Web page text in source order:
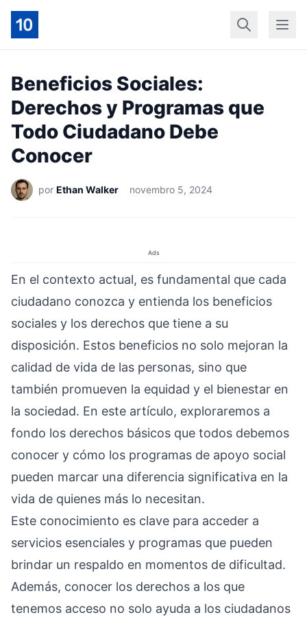
InícioGeral
Beneficios Sociales:
Derechos y Programas que
Todo Ciudadano Debe
Conocer
por Ethan Walker novembro 5, 2024
Ads
En el contexto actual, es fundamental que cada
ciudadano conozca y entienda los beneficios
sociales y los derechos que tiene a su
disposición. Estos beneficios no solo mejoran la
calidad de vida de las personas, sino que
también promueven la equidad y el bienestar en
la sociedad. En este artículo, exploraremos a
fondo los derechos básicos que todos debemos
conocer y cómo los programas de apoyo social
pueden marcar una diferencia significativa en la
vida de quienes más lo necesitan.
Este conocimiento es clave para acceder a
servicios esenciales y programas que pueden
brindar un respaldo en momentos de dificultad.
Además, conocer los derechos a los que
tenemos acceso no solo ayuda a los ciudadanos